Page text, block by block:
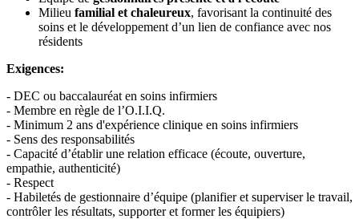
Milieu familial et chaleureux, favorisant la continuité des
soins et le développement d’un lien de confiance avec nos
résidents
Exigences:
- DEC ou baccalauréat en soins infirmiers
- Membre en règle de l’O.I.I.Q.
- Minimum 2 ans d'expérience clinique en soins infirmiers
- Sens des responsabilités
- Capacité d’établir une relation efficace (écoute, ouverture,
empathie, authenticité)
- Respect
- Habiletés de gestionnaire d’équipe (planifier et superviser le travail,
contrôler les résultats, supporter et former les équipiers)